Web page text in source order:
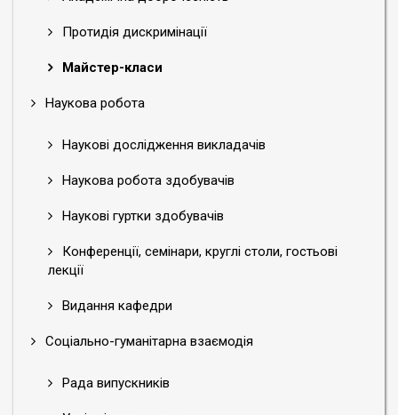
Протидія дискримінації
Майстер-класи
Наукова робота
Наукові дослідження викладачів
Наукова робота здобувачів
Наукові гуртки здобувачів
Конференції, семінари, круглі столи, гостьові
лекції
Видання кафедри
Соціально-гуманітарна взаємодія
Рада випускників